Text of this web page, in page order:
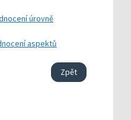
úrovně
aspektů
Zpět